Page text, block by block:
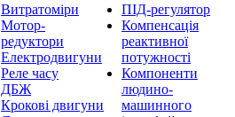
Витратоміри
Мотор-
редуктори
Електродвигуни
Реле часу
ДБЖ
Крокові двигуни
ПІД-регулятор
Компенсація
реактивної
потужності
Компоненти
людино-
машинного